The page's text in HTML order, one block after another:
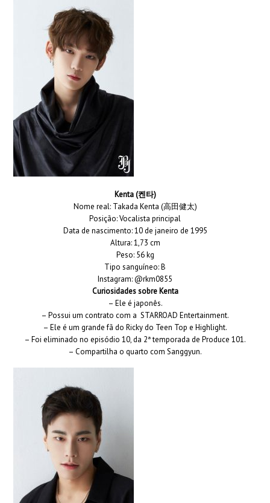
Kenta (켄타)
Nome real: Takada Kenta (高田健太)
Posição: Vocalista principal
Data de nascimento: 10 de janeiro de 1995
Altura: 1,73 cm
Peso: 56 kg
Tipo sanguíneo: B
Instagram: @rkm0855
Curiosidades sobre Kenta
– Ele é japonês.
– Possui um contrato com a STARROAD Entertainment.
– Ele é um grande fã do Ricky do Teen Top e Highlight.
– Foi eliminado no episódio 10, da 2ª temporada de Produce 101.
– Compartilha o quarto com Sanggyun.